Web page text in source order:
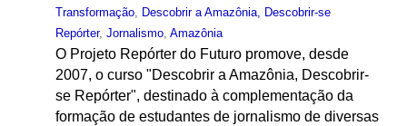
Transformação, Descobrir a Amazônia, Descobrir-se
Repórter, Jornalismo, Amazônia
O Projeto Repórter do Futuro promove, desde
2007, o curso "Descobrir a Amazônia, Descobrir-
se Repórter", destinado à complementação da
formação de estudantes de jornalismo de diversas